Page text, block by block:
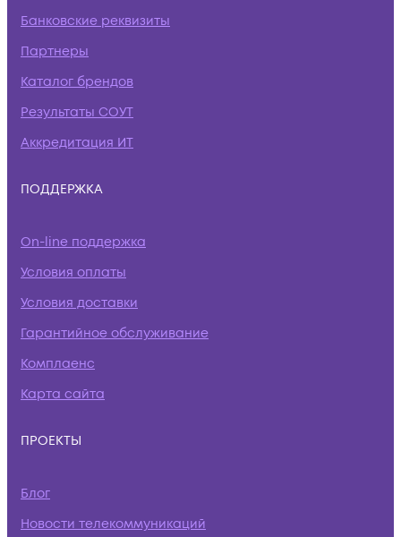
Банковские реквизиты
Партнеры
Каталог брендов
Результаты СОУТ
Аккредитация ИТ
ПОДДЕРЖКА
On-line поддержка
Условия оплаты
Условия доставки
Гарантийное обслуживание
Комплаенс
Карта сайта
ПРОЕКТЫ
Блог
Новости телекоммуникаций